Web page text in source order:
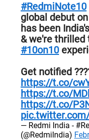
#RedmiNote10
global debut
has been
& we're thrilled
#10on10
Get notified
https://t.co/
https://t.co/
https://t.co/
— Redmi India -
(@RedmiIndia)